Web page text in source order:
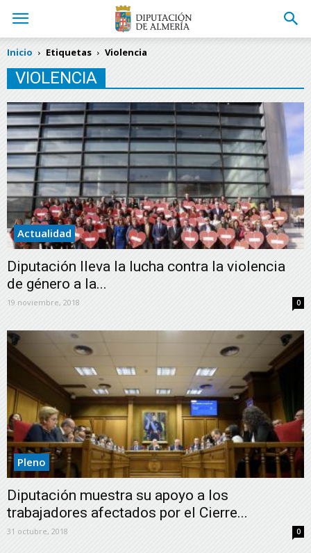
Inicio Etiquetas Violencia
VIOLENCIA
Actualidad
Diputación lleva la lucha contra la violencia
de género a la...
19 noviembre, 2018 0
Pleno
Diputación muestra su apoyo a los
trabajadores afectados por el Cierre...
31 octubre, 2018 0